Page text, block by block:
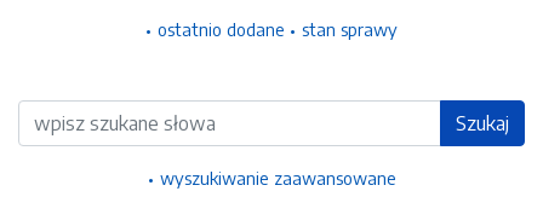
ostatnio dodane stan sprawy
Wyszukiwarka Szukaj
wyszukiwanie zaawansowane